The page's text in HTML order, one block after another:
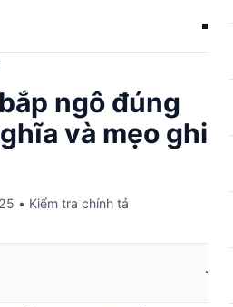
ngô đúng
và mẹo ghi
• Kiểm tra chính tả